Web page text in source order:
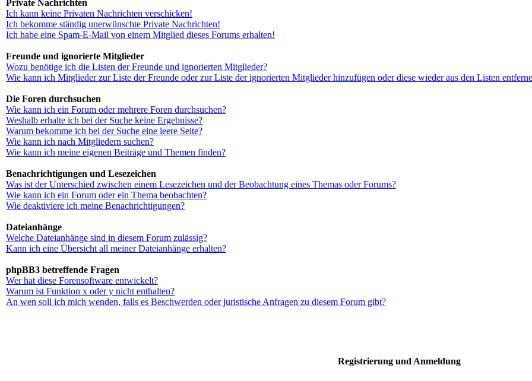
Private Nachrichten
Ich kann keine Privaten Nachrichten verschicken!
Ich bekomme ständig unerwünschte Private Nachrichten!
Ich habe eine Spam-E-Mail von einem Mitglied dieses Forums erhalten!
Freunde und ignorierte Mitglieder
Wozu benötige ich die Listen der Freunde und ignorierten Mitglieder?
Wie kann ich Mitglieder zur Liste der Freunde oder zur Liste der ignorierten Mitglieder hinzufügen oder diese wieder aus den Listen
Die Foren durchsuchen
Wie kann ich ein Forum oder mehrere Foren durchsuchen?
Weshalb erhalte ich bei der Suche keine Ergebnisse?
Warum bekomme ich bei der Suche eine leere Seite?
Wie kann ich nach Mitgliedern suchen?
Wie kann ich meine eigenen Beiträge und Themen finden?
Benachrichtigungen und Lesezeichen
Was ist der Unterschied zwischen einem Lesezeichen und der Beobachtung eines Themas oder Forums?
Wie kann ich ein Forum oder ein Thema beobachten?
Wie deaktiviere ich meine Benachrichtigungen?
Dateianhänge
Welche Dateianhänge sind in diesem Forum zulässig?
Kann ich eine Übersicht all meiner Dateianhänge erhalten?
phpBB3 betreffende Fragen
Wer hat diese Forensoftware entwickelt?
Warum ist Funktion x oder y nicht enthalten?
An wen soll ich mich wenden, falls es Beschwerden oder juristische Anfragen zu diesem Forum gibt?
Registrierung und Anmeldung